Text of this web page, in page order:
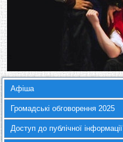
Афіша
Громадські обговорення 2025
Доступ до публічної інформації